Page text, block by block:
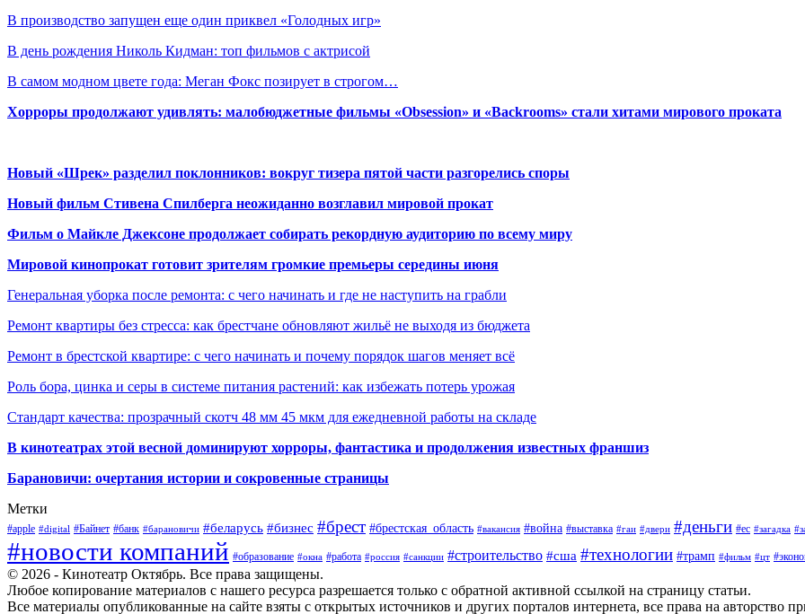
В производство запущен еще один приквел «Голодных игр»
В день рождения Николь Кидман: топ фильмов с актрисой
В самом модном цвете года: Меган Фокс позирует в строгом…
Хорроры продолжают удивлять: малобюджетные фильмы «Obsession» и «Backrooms» стали хитами мирового проката
Новый «Шрек» разделил поклонников: вокруг тизера пятой части разгорелись споры
Новый фильм Стивена Спилберга неожиданно возглавил мировой прокат
Фильм о Майкле Джексоне продолжает собирать рекордную аудиторию по всему миру
Мировой кинопрокат готовит зрителям громкие премьеры середины июня
Генеральная уборка после ремонта: с чего начинать и где не наступить на грабли
Ремонт квартиры без стресса: как брестчане обновляют жильё не выходя из бюджета
Ремонт в брестской квартире: с чего начинать и почему порядок шагов меняет всё
Роль бора, цинка и серы в системе питания растений: как избежать потерь урожая
Стандарт качества: прозрачный скотч 48 мм 45 мкм для ежедневной работы на складе
В кинотеатрах этой весной доминируют хорроры, фантастика и продолжения известных франшиз
Барановичи: очертания истории и сокровенные страницы
Метки
#apple #digital #Байнет #банк #барановичи #беларусь #бизнес #брест #брестская_область #вакансия #война #выставка #гаи #двери #деньги #ес #загадка
#новости компаний #образование #окна #работа #россия #санкции #строительство #сша #технологии #трамп #фильм #цт
© 2026 - Кинотеатр Октябрь. Все права защищены.
Любое копирование материалов с нашего ресурса разрешается только с обратной активной ссылкой на страницу статьи.
Все материалы опубликованные на сайте взяты с открытых источников и других порталов интернета, все права на авторство